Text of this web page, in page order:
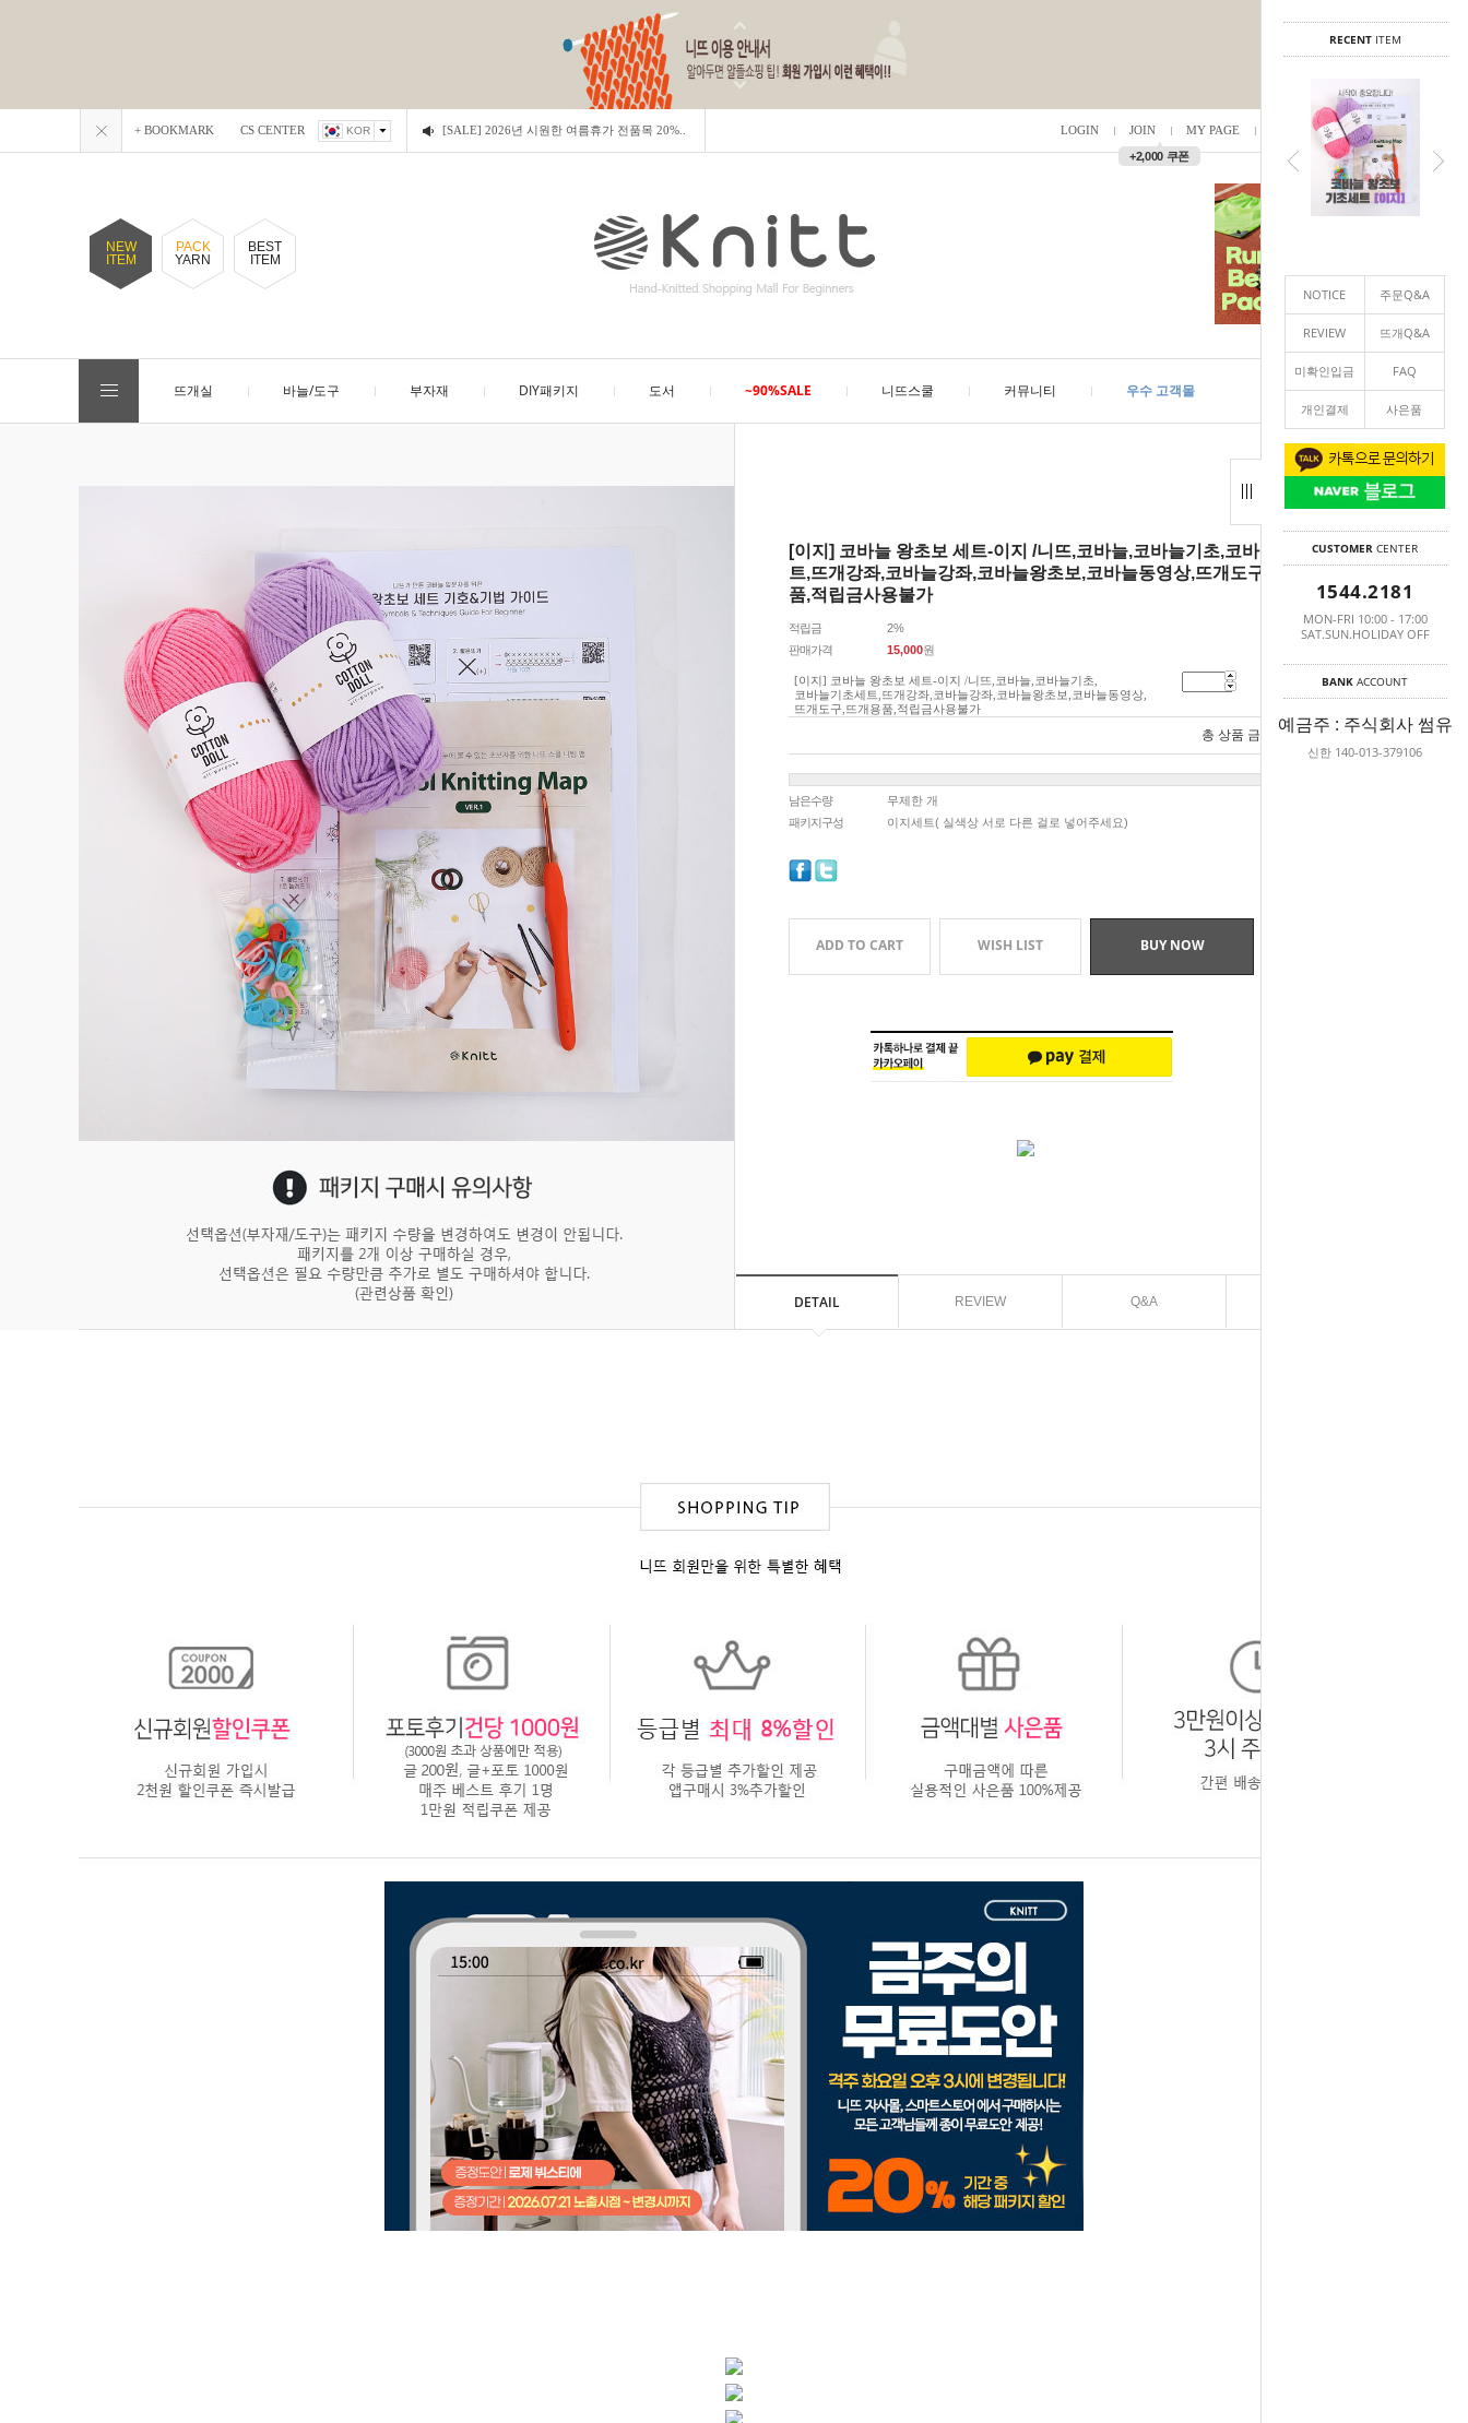
RECENTITEM
NOTICE 주문Q&A
REVIEW 뜨개Q&A
미확인입금 FAQ
개인결제 사은품
CUSTOMER CENTER
1544.2181
MON-FRI 10:00 - 17:00
SAT.SUN.HOLIDAY OFF
BANK ACCOUNT
예금주 : 주식회사 썸유
신한 140-013-379106
+ BOOKMARK CS CENTER KOR [SALE] 2026년 시원한 여름휴가 전품목 20%.. LOGIN JOIN
▲
+2,000 쿠폰
MY PAGE / 0
NEW
ITEM
PACK
YARN
BEST
ITEM
뜨개실 바늘/도구 부자재 DIY패키지 도서 ~90%SALE 니뜨스쿨 커뮤니티 우수 고객몰
[이지] 코바늘 왕초보 세트-이지 /니뜨,코바늘,코바늘기초,코바늘기초세
트,뜨개강좌,코바늘강좌,코바늘왕초보,코바늘동영상,뜨개도구,뜨개용
품,적립금사용불가
적립금
2%
판매가격
15,000원
[이지] 코바늘 왕초보 세트-이지 /니뜨,코바늘,코바늘기초,
코바늘기초세트,뜨개강좌,코바늘강좌,코바늘왕초보,코바늘동영상,
뜨개도구,뜨개용품,적립금사용불가
총 상품 금액 15,000 원
남은수량
무제한 개
패키지구성
이지세트( 실색상 서로 다른 걸로 넣어주세요)
ADD TO CART WISH LIST BUY NOW
DETAIL REVIEW Q&A